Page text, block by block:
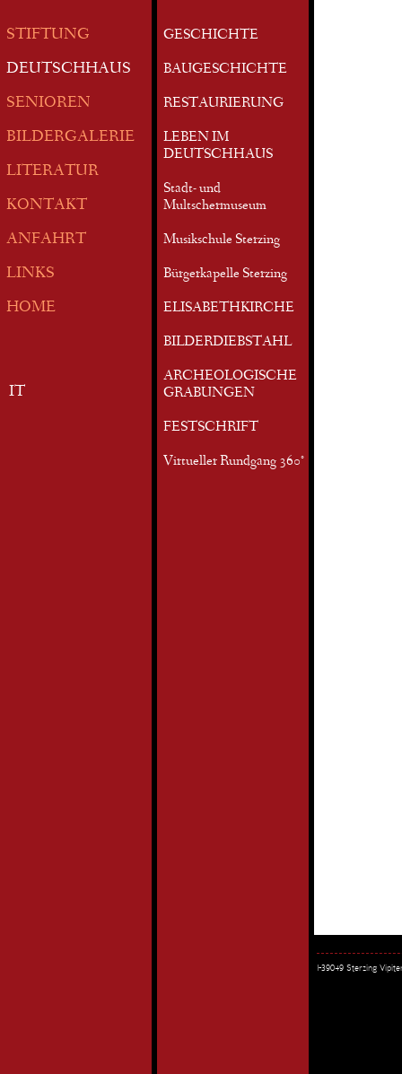
STIFTUNG
DEUTSCHHAUS
SENIOREN
BILDERGALERIE
LITERATUR
KONTAKT
ANFAHRT
LINKS
HOME
IT
GESCHICHTE
BAUGESCHICHTE
RESTAURIERUNG
LEBEN IM
DEUTSCHHAUS
Stadt- und
Multschermuseum
Musikschule Sterzing
Bürgerkapelle Sterzing
ELISABETHKIRCHE
BILDERDIEBSTAHL
ARCHEOLOGISCHE
GRABUNGEN
FESTSCHRIFT
Virtueller Rundgang 360°
I-39049 Sterzing